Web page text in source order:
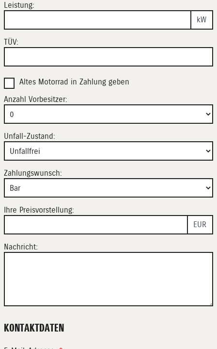
Leistung:
kW
TÜV:
Altes Motorrad in Zahlung geben
Anzahl Vorbesitzer:
Unfall-Zustand:
Zahlungswunsch:
Ihre Preisvorstellung:
EUR
Nachricht:
KONTAKTDATEN